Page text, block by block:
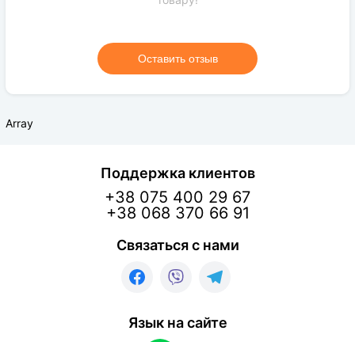
Оставить отзыв
Array
Поддержка клиентов
+38 075 400 29 67
+38 068 370 66 91
Связаться с нами
Язык на сайте